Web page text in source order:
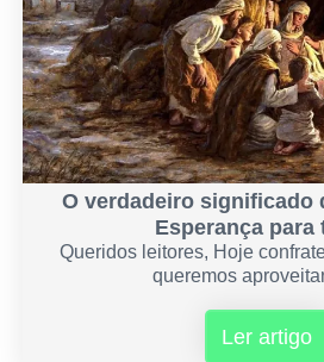
O verdadeiro significado
Esperança para
Queridos leitores, Hoje
queremos
Ler artigo